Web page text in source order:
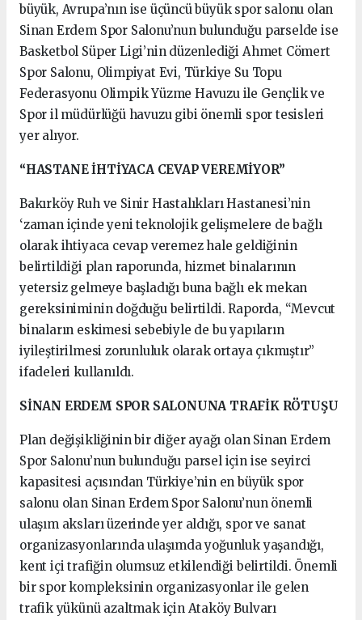
büyük, Avrupa’nın ise üçüncü büyük spor salonu olan
Sinan Erdem Spor Salonu’nun bulunduğu parselde ise
Basketbol Süper Ligi’nin düzenlediği Ahmet Cömert
Spor Salonu, Olimpiyat Evi, Türkiye Su Topu
Federasyonu Olimpik Yüzme Havuzu ile Gençlik ve
Spor il müdürlüğü havuzu gibi önemli spor tesisleri
yer alıyor.
“HASTANE İHTİYACA CEVAP VEREMİYOR”
Bakırköy Ruh ve Sinir Hastalıkları Hastanesi’nin
‘zaman içinde yeni teknolojik gelişmelere de bağlı
olarak ihtiyaca cevap veremez hale geldiğinin
belirtildiği plan raporunda, hizmet binalarının
yetersiz gelmeye başladığı buna bağlı ek mekan
gereksiniminin doğduğu belirtildi. Raporda, “Mevcut
binaların eskimesi sebebiyle de bu yapıların
iyileştirilmesi zorunluluk olarak ortaya çıkmıştır”
ifadeleri kullanıldı.
SİNAN ERDEM SPOR SALONUNA TRAFİK RÖTUŞU
Plan değişikliğinin bir diğer ayağı olan Sinan Erdem
Spor Salonu’nun bulunduğu parsel için ise seyirci
kapasitesi açısından Türkiye’nin en büyük spor
salonu olan Sinan Erdem Spor Salonu’nun önemli
ulaşım aksları üzerinde yer aldığı, spor ve sanat
organizasyonlarında ulaşımda yoğunluk yaşandığı,
kent içi trafiğin olumsuz etkilendiği belirtildi. Önemli
bir spor kompleksinin organizasyonlar ile gelen
trafik yükünü azaltmak için Ataköy Bulvarı